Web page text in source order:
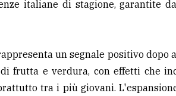
italiane di stagione, garantite
un segnale positivo
frutta e verdura, con effetti che
tra i più giovani.